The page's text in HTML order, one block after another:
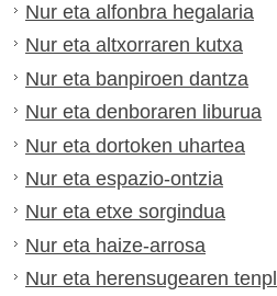
Nur eta alfonbra hegalaria
Nur eta altxorraren kutxa
Nur eta banpiroen dantza
Nur eta denboraren liburua
Nur eta dortoken uhartea
Nur eta espazio-ontzia
Nur eta etxe sorgindua
Nur eta haize-arrosa
Nur eta herensugearen